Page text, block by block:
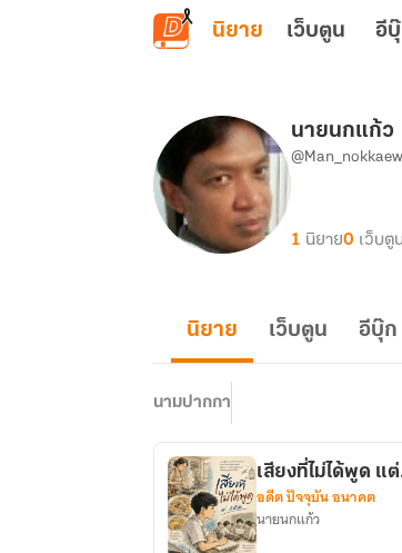
ข้ามไปยังเนื้อหาหลัก
นิยาย เว็บตูน อี
นายนกแก้ว
@Man_nokkaew
1 นิยาย0 เว็บตู
นิยาย เว็บตูน อีบุ๊ก
นามปากกา
เสียงที่ไม่ได้พูด แ
อดีต ปัจจุบัน อนาคต
นายนกแก้ว